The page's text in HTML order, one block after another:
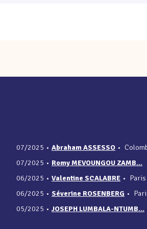
07/2025 • Abraham ASSESSO •
07/2025 • Romy MEVOUNGOU ZAMB...
06/2025 • Valentine SCALABRE •
06/2025 • Séverine ROSENBERG •
05/2025 • JOSEPH LUMBALA-NTUMB...